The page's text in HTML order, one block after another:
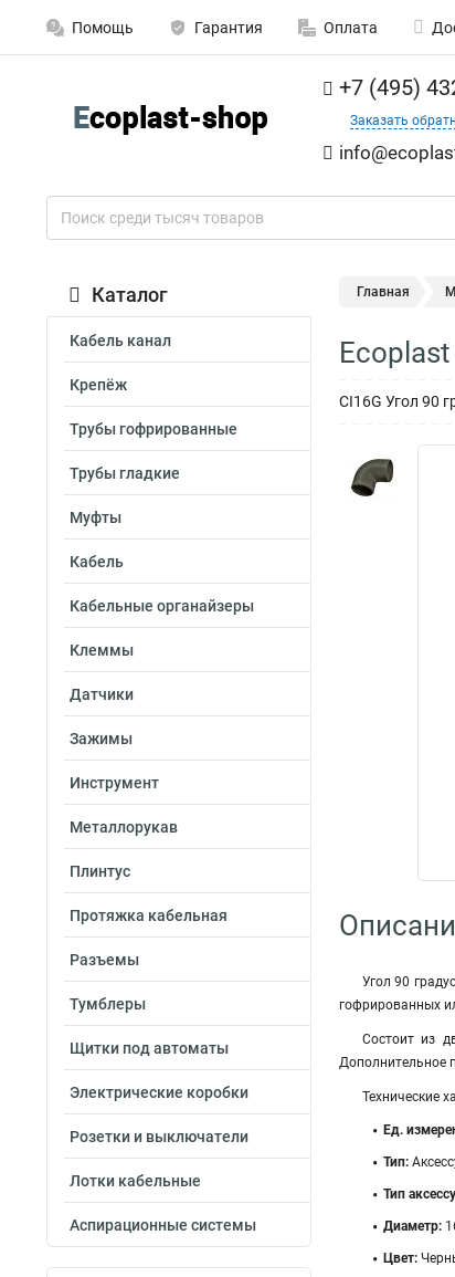
Помощь Гарантия Оплата
+7 (495)
Заказать
Каталог
Кабель канал
Крепёж
Трубы гофрированные
Трубы гладкие
Муфты
Кабель
Кабельные органайзеры
Клеммы
Датчики
Зажимы
Инструмент
Металлорукав
Плинтус
Протяжка кабельная
Разъемы
Тумблеры
Щитки под автоматы
Электрические коробки
Розетки и выключатели
Лотки кабельные
Аспирационные системы
Главная
CI16G Угол 90
Угол 90
гофрированных
Состоит из
Дополнительное
Технические
Ед.
Тип:
Тип
Диаметр:
Цвет: